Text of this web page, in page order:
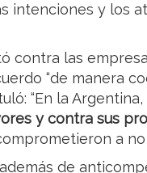
intenciones y los
contra las
“de manera
“En la Argentina,
y contra sus
a
de